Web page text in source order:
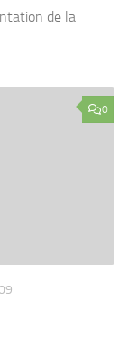
de la
0